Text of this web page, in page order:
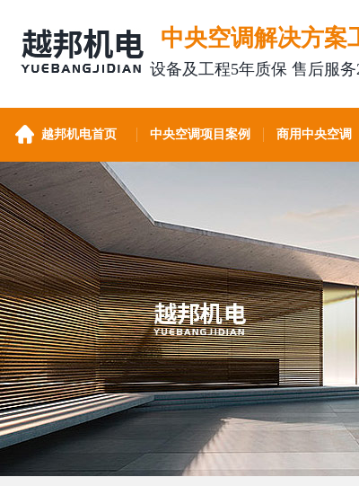
中央空调解决方案
设备及工程5年质保 售后服
越邦机电首页 中央空调项目案例 商用中央空调